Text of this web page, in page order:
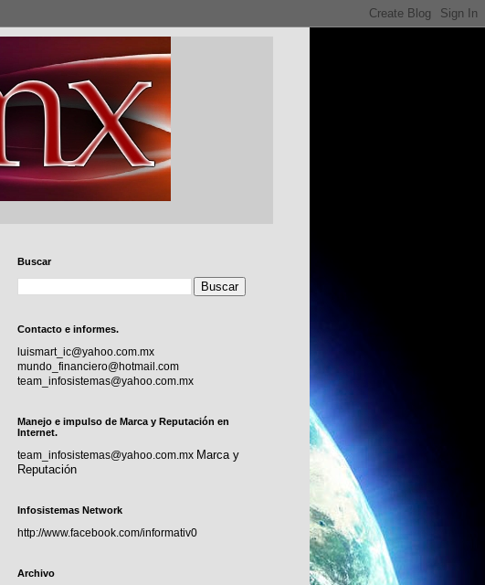
Buscar
Contacto e informes.
luismart_ic@yahoo.com.mx
mundo_financiero@hotmail.com
team_infosistemas@yahoo.com.mx
Manejo e impulso de Marca y Reputación en
Internet.
team_infosistemas@yahoo.com.mx Marca y
Reputación
Infosistemas Network
http://www.facebook.com/informativ0
Archivo